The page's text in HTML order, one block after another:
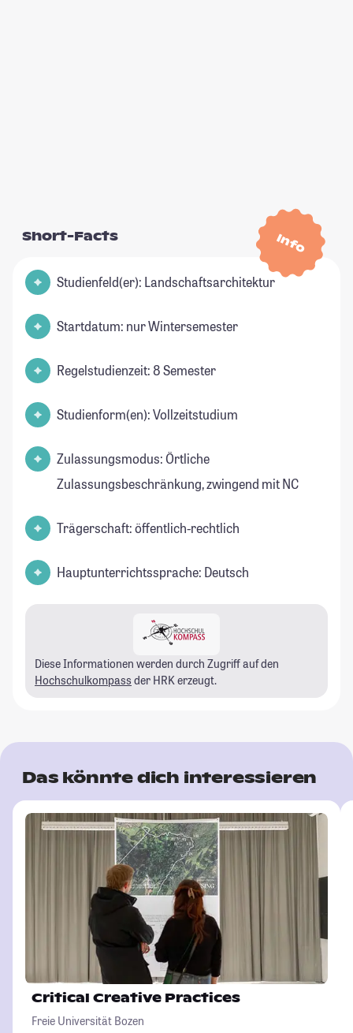
Info
Short-Facts
Studienfeld(er): Landschaftsarchitektur
Startdatum: nur Wintersemester
Regelstudienzeit: 8 Semester
Studienform(en): Vollzeitstudium
Zulassungsmodus: Örtliche
Zulassungsbeschränkung, zwingend mit NC
Trägerschaft: öffentlich-rechtlich
Hauptunterrichtssprache: Deutsch
Diese Informationen werden durch Zugriff auf den
Hochschulkompass der HRK erzeugt.
Das könnte dich interessieren
Critical Creative Practices
Freie Universität Bozen